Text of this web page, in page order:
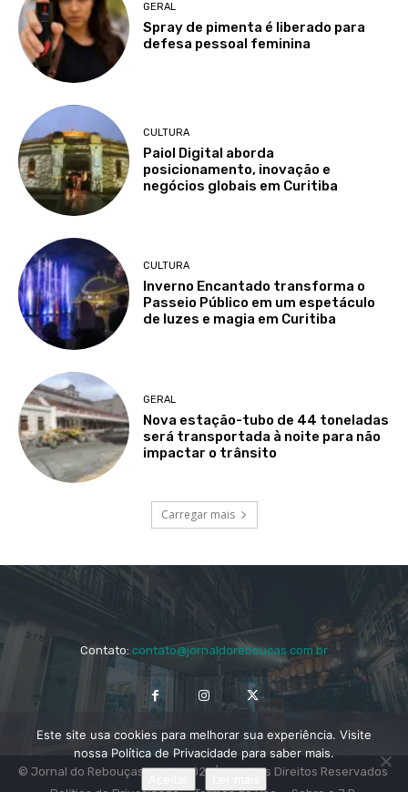
GERAL
Spray de pimenta é liberado para
defesa pessoal feminina
CULTURA
Paiol Digital aborda
posicionamento, inovação e
negócios globais em Curitiba
CULTURA
Inverno Encantado transforma o
Passeio Público em um espetáculo
de luzes e magia em Curitiba
GERAL
Nova estação-tubo de 44 toneladas
será transportada à noite para não
impactar o trânsito
Carregar mais
Contato:contato@jornaldoreboucas.com.br
© Jornal do Rebouças 2014 - 2024 | Todos os Direitos Reservados
Este site usa cookies para melhorar sua experiência. Visite
nossa Política de Privacidade para saber mais.